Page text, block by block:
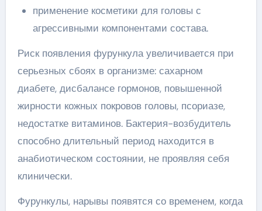
применение косметики для головы с
агрессивными компонентами состава.
Риск появления фурункула увеличивается при
серьезных сбоях в организме: сахарном
диабете, дисбалансе гормонов, повышенной
жирности кожных покровов головы, псориазе,
недостатке витаминов. Бактерия-возбудитель
способно длительный период находится в
анабиотическом состоянии, не проявляя себя
клинически.
Фурункулы, нарывы появятся со временем, когда